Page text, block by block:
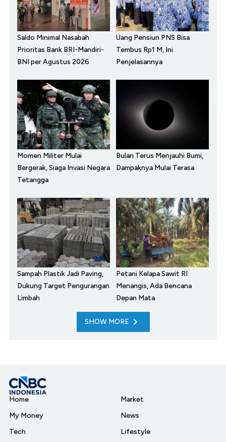
Saldo Minimal Nasabah
Prioritas Bank BRI-Mandiri-
BNI per Agustus 2026
Uang Pensiun PNS Bisa
Tembus Rp1 M, Ini
Penjelasannya
Momen Militer Mulai
Bergerak, Siaga Invasi Negara
Tetangga
Bulan Terus Menjauhi Bumi,
Dampaknya Mulai Terasa
Sampah Plastik Jadi Paving,
Dukung Target Pengurangan
Limbah
Petani Kelapa Sawit RI
Menangis, Ada Bencana
Depan Mata
SHOW MORE
Home
My Money
Tech
Market
News
Lifestyle